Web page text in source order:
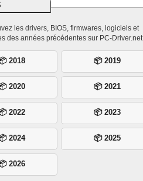
les drivers, BIOS, firmwares, logiciels et
des années précédentes sur PC-Driver.net
2018 📦 2019
2020 📦 2021
2022 📦 2023
2024 📦 2025
2026